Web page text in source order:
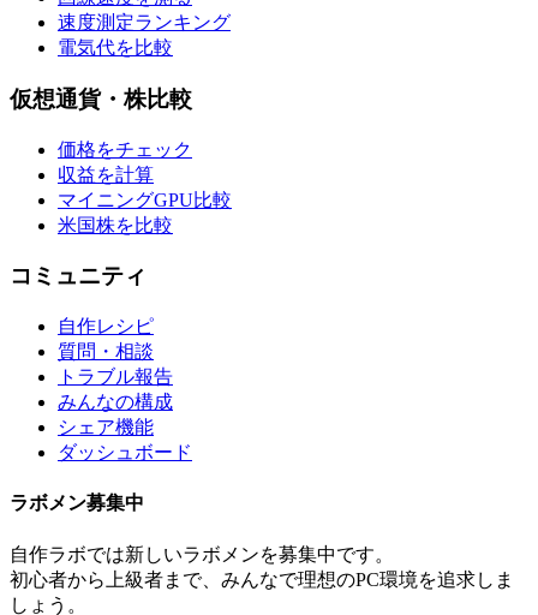
速度測定ランキング
電気代を比較
仮想通貨・株比較
価格をチェック
収益を計算
マイニングGPU比較
米国株を比較
コミュニティ
自作レシピ
質問・相談
トラブル報告
みんなの構成
シェア機能
ダッシュボード
ラボメン募集中
自作ラボでは新しいラボメンを募集中です。
初心者から上級者まで、みんなで理想のPC環境を追求しま
しょう。